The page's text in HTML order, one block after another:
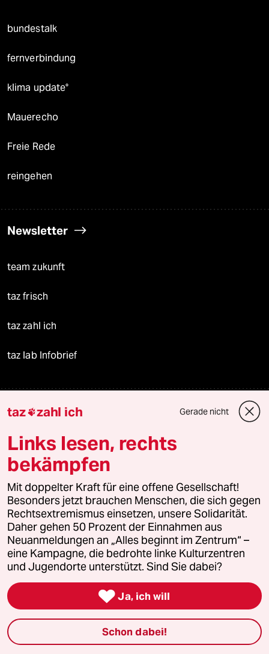
bundestalk
fernverbindung
klima update°
Mauerecho
Freie Rede
reingehen
Newsletter
team zukunft
taz frisch
taz zahl ich
taz lab Infobrief
Veranstaltungen
Demnächst
Vor Ort
Live im Stream
Vergangene
taz lab 2027
Mehr taz Lesestoff
taz zahl ich Gerade nicht
Links lesen, rechts
bekämpfen
Mit doppelter Kraft für eine offene Gesellschaft!
Besonders jetzt brauchen Menschen, die sich gegen
Rechtsextremismus einsetzen, unsere Solidarität.
Daher gehen 50 Prozent der Einnahmen aus
Neuanmeldungen an „Alles beginnt im Zentrum“ –
eine Kampagne, die bedrohte linke Kulturzentren
und Jugendorte unterstützt. Sind Sie dabei?
 Ja, ich will
Schon dabei!